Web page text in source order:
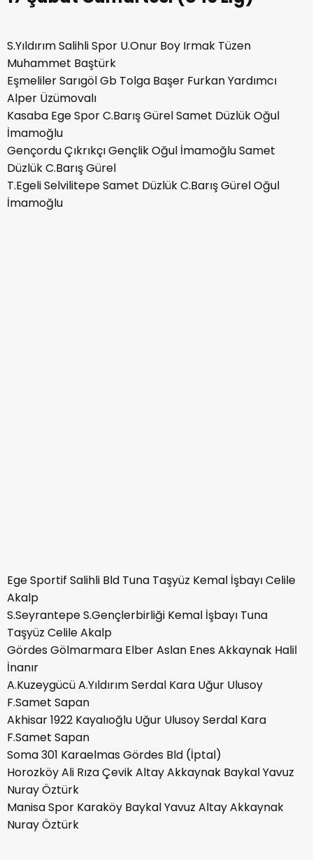
S.Yıldırım Salihli Spor U.Onur Boy Irmak Tüzen
Muhammet Baştürk
Eşmeliler Sarıgöl Gb Tolga Başer Furkan Yardımcı
Alper Üzümovalı
Kasaba Ege Spor C.Barış Gürel Samet Düzlük Oğul
İmamoğlu
Gençordu Çıkrıkçı Gençlik Oğul İmamoğlu Samet
Düzlük C.Barış Gürel
T.Egeli Selvilitepe Samet Düzlük C.Barış Gürel Oğul
İmamoğlu
Ege Sportif Salihli Bld Tuna Taşyüz Kemal İşbayı Celile
Akalp
S.Seyrantepe S.Gençlerbirliği Kemal İşbayı Tuna
Taşyüz Celile Akalp
Gördes Gölmarmara Elber Aslan Enes Akkaynak Halil
İnanır
A.Kuzeygücü A.Yıldırım Serdal Kara Uğur Ulusoy
F.Samet Sapan
Akhisar 1922 Kayalıoğlu Uğur Ulusoy Serdal Kara
F.Samet Sapan
Soma 301 Karaelmas Gördes Bld (İptal)
Horozköy Ali Rıza Çevik Altay Akkaynak Baykal Yavuz
Nuray Öztürk
Manisa Spor Karaköy Baykal Yavuz Altay Akkaynak
Nuray Öztürk